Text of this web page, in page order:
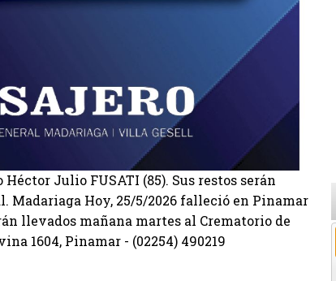
Julio FUSATI (85). Sus restos serán
Madariaga Hoy, 25/5/2026 falleció en Pinamar
llevados mañana martes al Crematorio de
1604, Pinamar - (02254) 490219